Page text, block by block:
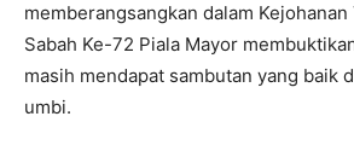
memberangsangkan dalam
Sabah Ke-72 Piala Mayor
masih mendapat sambutan yang baik
umbi.